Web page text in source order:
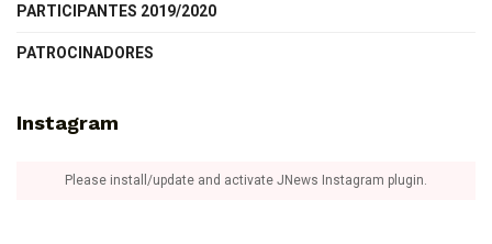
PARTICIPANTES 2019/2020
PATROCINADORES
Instagram
Please install/update and activate JNews Instagram plugin.